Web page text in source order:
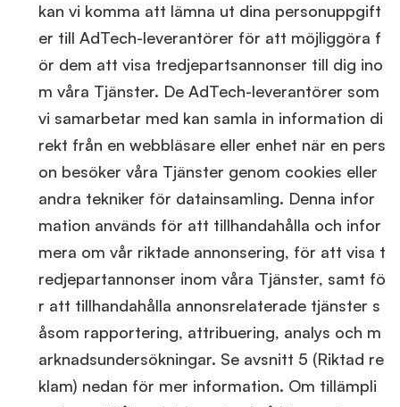
kan vi komma att lämna ut dina personuppgift
er till AdTech-leverantörer för att möjliggöra f
ör dem att visa tredjepartsannonser till dig ino
m våra Tjänster. De AdTech-leverantörer som
vi samarbetar med kan samla in information di
rekt från en webbläsare eller enhet när en pers
on besöker våra Tjänster genom cookies eller
andra tekniker för datainsamling. Denna infor
mation används för att tillhandahålla och infor
mera om vår riktade annonsering, för att visa t
redjepartannonser inom våra Tjänster, samt fö
r att tillhandahålla annonsrelaterade tjänster s
åsom rapportering, attribuering, analys och m
arknadsundersökningar. Se avsnitt 5 (Riktad re
klam) nedan för mer information. Om tillämpli